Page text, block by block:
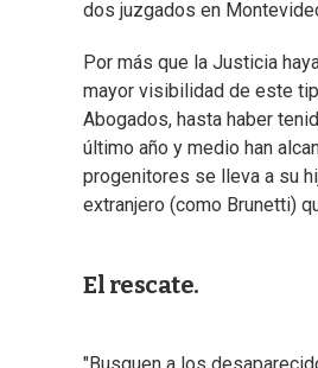
dos juzgados en
Por más que la Justicia
mayor visibilidad de este
Abogados, hasta haber
último año y medio han
progenitores se lleva a su
extranjero (como Brunetti)
El rescate.